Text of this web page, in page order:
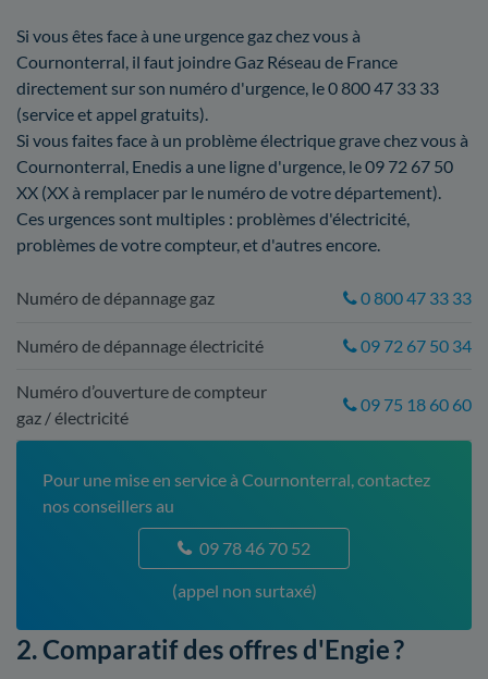
Si vous êtes face à une urgence gaz chez vous à
Cournonterral, il faut joindre Gaz Réseau de France
directement sur son numéro d'urgence, le 0 800 47 33 33
(service et appel gratuits).
Si vous faites face à un problème électrique grave chez vous à
Cournonterral, Enedis a une ligne d'urgence, le 09 72 67 50
XX (XX à remplacer par le numéro de votre département).
Ces urgences sont multiples : problèmes d'électricité,
problèmes de votre compteur, et d'autres encore.
Numéro de dépannage gaz 0 800 47 33 33
Numéro de dépannage électricité 09 72 67 50 34
Numéro d’ouverture de compteur
gaz / électricité
09 75 18 60 60
Pour une mise en service à Cournonterral, contactez
nos conseillers au
09 78 46 70 52
(appel non surtaxé)
2. Comparatif des offres d'Engie ?